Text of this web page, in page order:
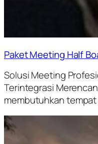
Paket Meeting Half
Solusi Meeting
Terintegrasi
membutuhkan tempat